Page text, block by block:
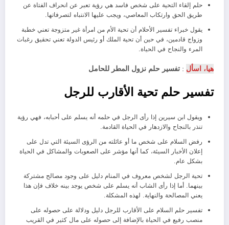
حلم إلقاء التحية على شخص فاسد هي رؤية تعبر عن انحراف الفتاة عن
طريق الحق وارتكاب المعاصي، ويجب عليها الانتباه لتصرفاتها.
يقول خبراء تفسير الأحلام أن تحية الأم من امرأة غير متزوجة تعني خطبة
وزواج قادمين، في حين أن تحية الملك أو رئيس الدولة تعني تحقيق رغبات
المرء والنجاح في الحياة.
هيا، اسأل : تفسير حلم نزول المطر للحامل
تفسير حلم تحية الأقارب للرجل
ويقول ابن سيرين إذا رأى الرجل في حلمه أنه يسلم على أحبابه، فهي رؤية
تنذر بالنجاح والازدهار في الحياة القادمة.
رفض السلام على شخص ما أو عائلته من الرؤى السيئة التي تدل على
إعلان الأخبار السيئة، كما أنها مؤشر على الصعوبات والمشاكل في الحياة
بشكل عام.
تحية الرجل لشخص معروف في المنام دليل على وجود مصالح مشتركة
بينهما. أما إذا رأى الشاب أنه يسلم على شخص يوجد بينه خلاف فإن هذا
يعني المصالحة والنهاية. لهذه المشكلة.
تفسير حلم السلام على الأقارب للرجل دليل ودلالة على حصوله على
منصب رفيع في الحياة بالإضافة إلى حصوله على مال كثير في القريب